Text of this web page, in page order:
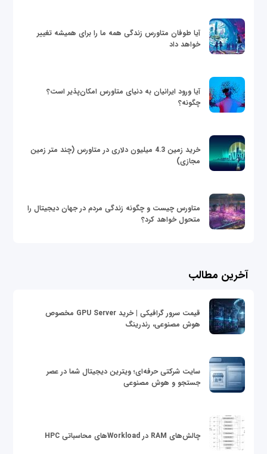
آیا طوفان متاورس زندگی همه ما را برای همیشه تغییر
خواهد داد
آیا ورود ایرانیان به دنیای متاورس امکان‌پذیر است؟
چگونه؟
خرید زمین 4.3 میلیون دلاری در متاورس (چند متر زمین
مجازی)
متاورس چیست و چگونه زندگی مردم در جهان دیجیتال را
متحول خواهد کرد؟
آخرین مطالب
قیمت سرور گرافیکی | خرید GPU Server مخصوص
هوش مصنوعی، رندرینگ
سایت شرکتی حرفه‌ای؛ ویترین دیجیتال شما در عصر
جستجو و هوش مصنوعی
چالش‌های RAM در Workloadهای محاسباتی HPC